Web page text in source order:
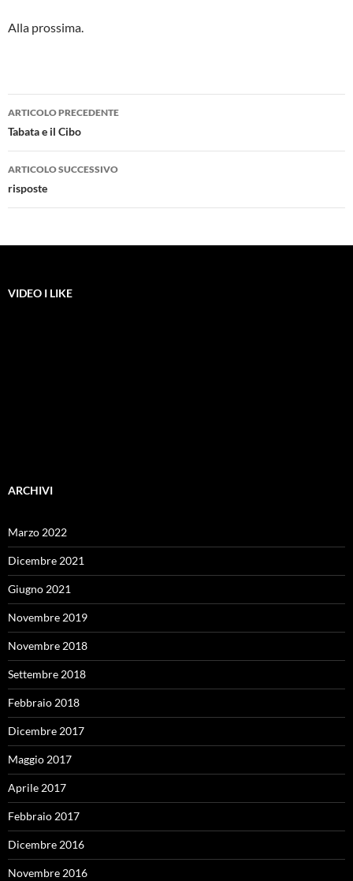
Alla prossima.
Navigazione
articolo
ARTICOLO PRECEDENTE
Tabata e il Cibo
ARTICOLO SUCCESSIVO
risposte
VIDEO I LIKE
ARCHIVI
Marzo 2022
Dicembre 2021
Giugno 2021
Novembre 2019
Novembre 2018
Settembre 2018
Febbraio 2018
Dicembre 2017
Maggio 2017
Aprile 2017
Febbraio 2017
Dicembre 2016
Novembre 2016